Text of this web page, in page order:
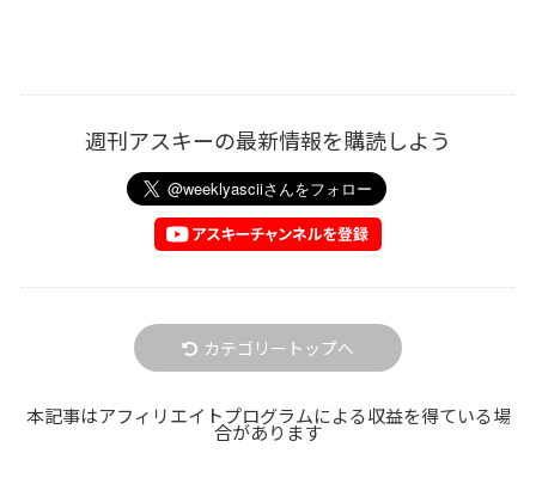
週刊アスキーの最新情報を購読しよう
カテゴリートップへ
本記事はアフィリエイトプログラムによる収益を得ている場
合があります